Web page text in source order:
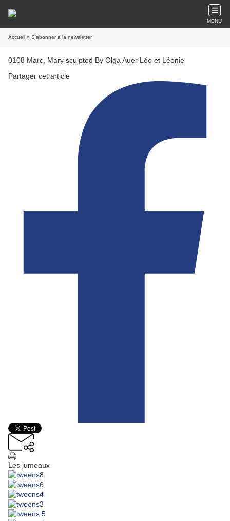
MENU
Accueil » S'abonner à la newsletter
0108 Marc, Mary sculpted By Olga Auer Léo et Léonie
Partager cet article
Les jumeaux